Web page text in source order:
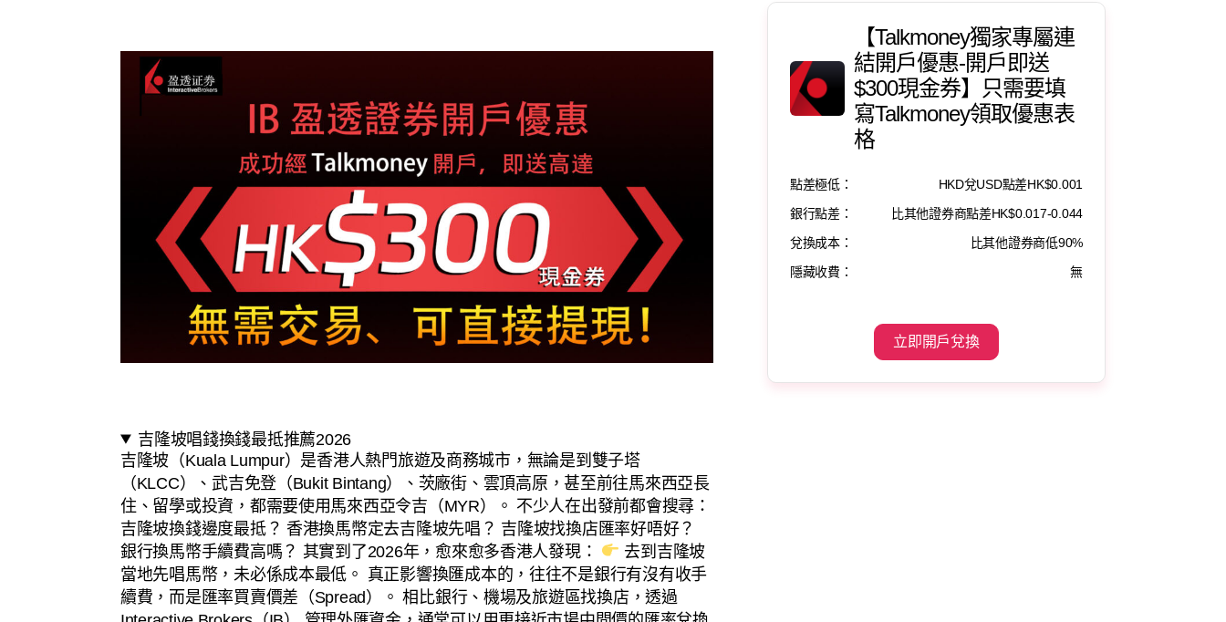
吉隆坡唱錢換錢最抵推薦2026
吉隆坡（Kuala Lumpur）是香港人熱門旅遊及商務城市，無論是到雙子塔
（KLCC）、武吉免登（Bukit Bintang）、茨廠街、雲頂高原，甚至前往馬來西亞長
住、留學或投資，都需要使用馬來西亞令吉（MYR）。 不少人在出發前都會搜尋：
吉隆坡換錢邊度最抵？ 香港換馬幣定去吉隆坡先唱？ 吉隆坡找換店匯率好唔好？
銀行換馬幣手續費高嗎？ 其實到了2026年，愈來愈多香港人發現：
去到吉隆坡
當地先唱馬幣，未必係成本最低。 真正影響換匯成本的，往往不是銀行有沒有收手
續費，而是匯率買賣價差（Spread）。 相比銀行、機場及旅遊區找換店，透過
【Talkmoney獨家專屬連
結開戶優惠-開戶即送
$300現金券】只需要填
寫Talkmoney領取優惠表
格
點差極低：
HKD兌USD點差HK$0.001
銀行點差：
比其他證券商點差HK$0.017-0.044
兌換成本：
比其他證券商低90%
隱藏收費：
無
立即開戶兌換